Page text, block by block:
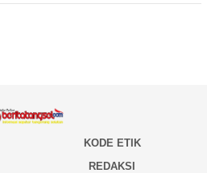
KODE ETIK
REDAKSI